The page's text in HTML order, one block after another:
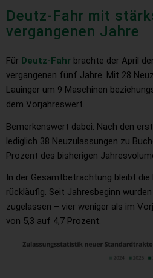
Deutz-Fahr mit
vergangenen Jahre
Für Deutz-Fahr brachte der April
vergangenen fünf Jahre. Mit 28
Lauinger um 9 Maschinen
dem Vorjahreswert.
Bemerkenswert dabei: Nach den
lediglich 38 Neuzulassungen zu
Prozent des bisherigen
In der Gesamtbetrachtung bleibt
rückläufig. Seit Jahresbeginn
zugelassen – vier weniger als im
von 5,3 auf 4,7 Prozent.